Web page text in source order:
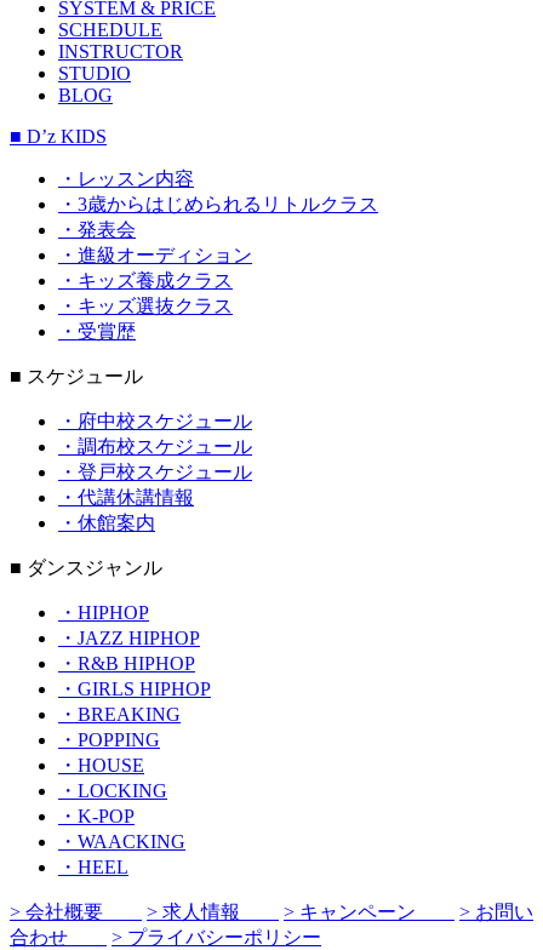
SYSTEM & PRICE
SCHEDULE
INSTRUCTOR
STUDIO
BLOG
■ D’z KIDS
・レッスン内容
・3歳からはじめられるリトルクラス
・発表会
・進級オーディション
・キッズ養成クラス
・キッズ選抜クラス
・受賞歴
■ スケジュール
・府中校スケジュール
・調布校スケジュール
・登戸校スケジュール
・代講休講情報
・休館案内
■ ダンスジャンル
・HIPHOP
・JAZZ HIPHOP
・R&B HIPHOP
・GIRLS HIPHOP
・BREAKING
・POPPING
・HOUSE
・LOCKING
・K-POP
・WAACKING
・HEEL
> 会社概要 > 求人情報 > キャンペーン
> お問い
合わせ
> プライバシーポリシー